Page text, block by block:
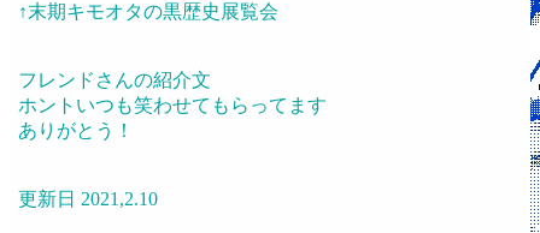
↑末期キモオタの黒歴史展覧会
フレンドさんの紹介文
ホントいつも笑わせてもらってます
ありがとう！
更新日 2021,2.10